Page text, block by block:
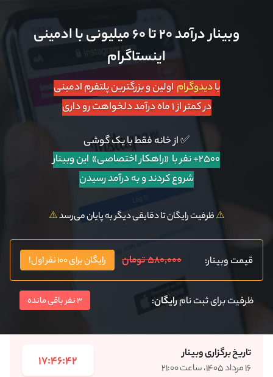
وبینار درآمد ۲۰ تا ۶۰ میلیونی با ادمینی
اینستاگرام
بادیدوگرام اولین و بزرگترین پلتفرم ادمینی
در کمتر از ۱ ماه درآمد دلخواهت رو داری
✅ از خانه فقط با یک گوشی
۲۵۰۰+ نفر با «راهکار اختصاصی»
این وبینار
شروع کردند و به درآمد رسیدن
⚠️ظرفیت رایگان تا دقایقی دیگر به پایان می‌رسد⚠️
قیمت وبینار: ۵۸۰,۰۰۰ تومان رایگان برای ۱۰۰ نفر اول!
ظرفیت برای ثبت نامرایگان: 3 نفر باقی مانده
تاریخ برگزاری وبینار
۱۶ مرداد ۱۴۰۵، ساعت ۲۱:۰۰ 17:46:42